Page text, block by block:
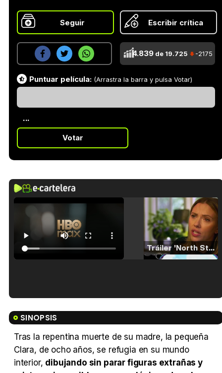
Seguir Escribir crítica
4.839 de 19.725 -2175
Puntuar película: (Arrastra la barra y pulsa Votar)
...
Votar
Tráiler 'North Star' (2023)
SINOPSIS
Tras la repentina muerte de su madre, la pequeña
Clara, de ocho años, se refugia en su mundo
interior, dibujando sin parar figuras extrañas y